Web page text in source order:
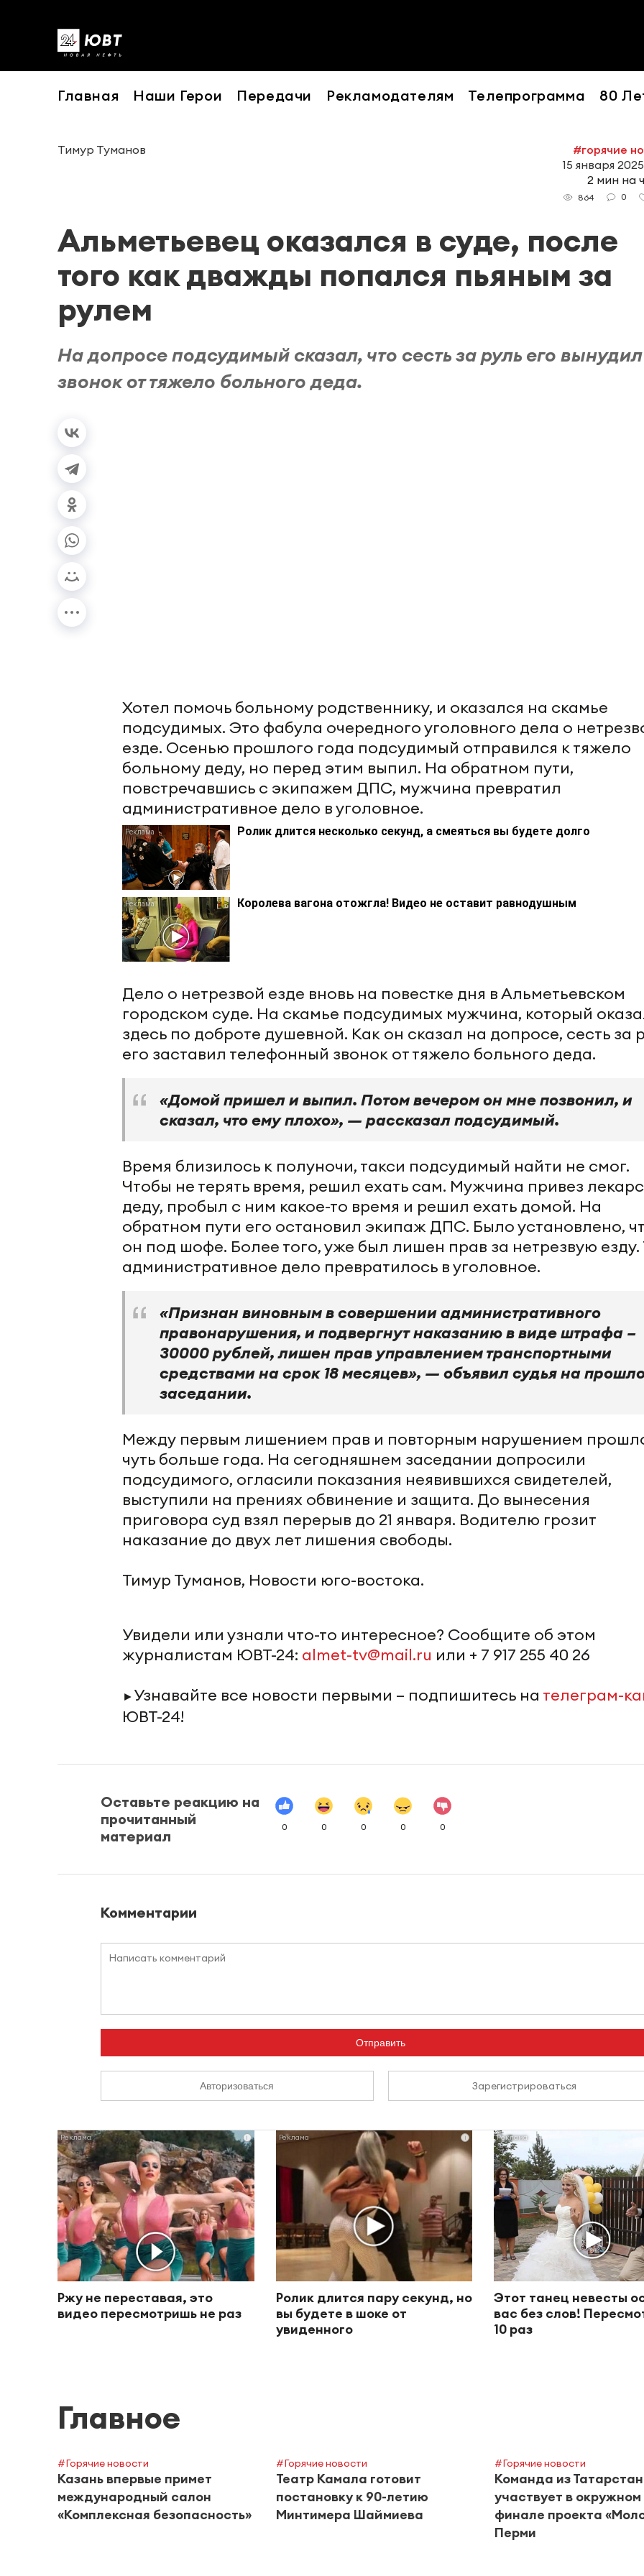
Главная Наши Герои Передачи Рекламодателям Телепрограмма 80
Тимур Туманов
#горячие
15 января
2 мин на
864 0
Альметьевец оказался в суде, после
того как дважды попался пьяным за
рулем
На допросе подсудимый сказал, что сесть за руль его вынудил
звонок от тяжело больного деда.
Хотел помочь больному родственнику, и оказался на скамье
подсудимых. Это фабула очередного уголовного дела о
езде. Осенью прошлого года подсудимый отправился к тяжело
больному деду, но перед этим выпил. На обратном пути,
повстречавшись с экипажем ДПС, мужчина превратил
административное дело в уголовное.
Ролик длится несколько секунд, а смеяться вы будете долго
Королева вагона отожгла! Видео не оставит равнодушным
Дело о нетрезвой езде вновь на повестке дня в Альметьевском
городском суде. На скамье подсудимых мужчина, который
здесь по доброте душевной. Как он сказал на допросе, сесть за
его заставил телефонный звонок от тяжело больного деда.
«Домой пришел и выпил. Потом вечером он мне позвонил, и
сказал, что ему плохо», — рассказал подсудимый.
Время близилось к полуночи, такси подсудимый найти не смог.
Чтобы не терять время, решил ехать сам. Мужчина привез
деду, пробыл с ним какое-то время и решил ехать домой. На
обратном пути его остановил экипаж ДПС. Было установлено,
он под шофе. Более того, уже был лишен прав за нетрезвую езду.
административное дело превратилось в уголовное.
«Признан виновным в совершении административного
правонарушения, и подвергнут наказанию в виде штрафа –
30000 рублей, лишен прав управлением транспортными
средствами на срок 18 месяцев», — объявил судья на
заседании.
Между первым лишением прав и повторным нарушением
чуть больше года. На сегодняшнем заседании допросили
подсудимого, огласили показания неявившихся свидетелей,
выступили на прениях обвинение и защита. До вынесения
приговора суд взял перерыв до 21 января. Водителю грозит
наказание до двух лет лишения свободы.
Тимур Туманов, Новости юго-востока.
Увидели или узнали что-то интересное? Сообщите об этом
журналистам ЮВТ-24: almet-tv@mail.ru или + 7 917 255 40 26
► Узнавайте все новости первыми – подпишитесь на телеграм-
ЮВТ-24!
Оставьте реакцию на
прочитанный
материал
0 0 0 0 0
Комментарии
Отправить
Авторизоваться Зарегистрироваться
i
Ржу не переставая, это
видео пересмотришь не раз
i
Ролик длится пару секунд, но
вы будете в шоке от
увиденного
Этот танец невесты
вас без слов!
10 раз
Главное
#Горячие новости
Казань впервые примет
международный салон
«Комплексная безопасность»
#Горячие новости
Театр Камала готовит
постановку к 90-летию
Минтимера Шаймиева
#Горячие новости
Команда из
участвует в окружном
финале проекта
Перми